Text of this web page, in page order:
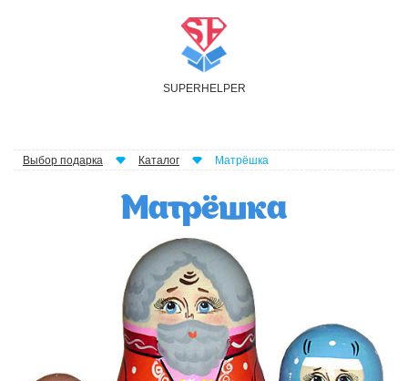
SUPER H ELPER
Выбор подарка Каталог Матрёшка
Матрёшка